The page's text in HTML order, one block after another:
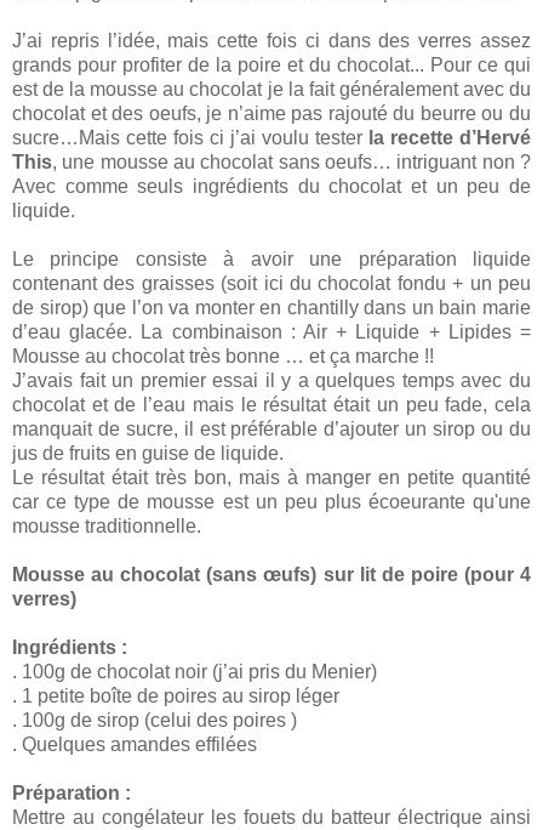
J’ai repris l’idée, mais cette fois ci dans des verres assez
grands pour profiter de la poire et du chocolat... Pour ce qui
est de la mousse au chocolat je la fait généralement avec du
chocolat et des oeufs, je n’aime pas rajouté du beurre ou du
sucre…Mais cette fois ci j’ai voulu tester la recette d’Hervé
This, une mousse au chocolat sans oeufs… intriguant non ?
Avec comme seuls ingrédients du chocolat et un peu de
liquide.
Le principe consiste à avoir une préparation liquide
contenant des graisses (soit ici du chocolat fondu + un peu
de sirop) que l’on va monter en chantilly dans un bain marie
d’eau glacée. La combinaison : Air + Liquide + Lipides =
Mousse au chocolat très bonne … et ça marche !!
J’avais fait un premier essai il y a quelques temps avec du
chocolat et de l’eau mais le résultat était un peu fade, cela
manquait de sucre, il est préférable d’ajouter un sirop ou du
jus de fruits en guise de liquide.
Le résultat était très bon, mais à manger en petite quantité
car ce type de mousse est un peu plus écoeurante qu'une
mousse traditionnelle.
Mousse au chocolat (sans œufs) sur lit de poire (pour 4
verres)
Ingrédients :
. 100g de chocolat noir (j’ai pris du Menier)
. 1 petite boîte de poires au sirop léger
. 100g de sirop (celui des poires )
. Quelques amandes effilées
Préparation :
Mettre au congélateur les fouets du batteur électrique ainsi